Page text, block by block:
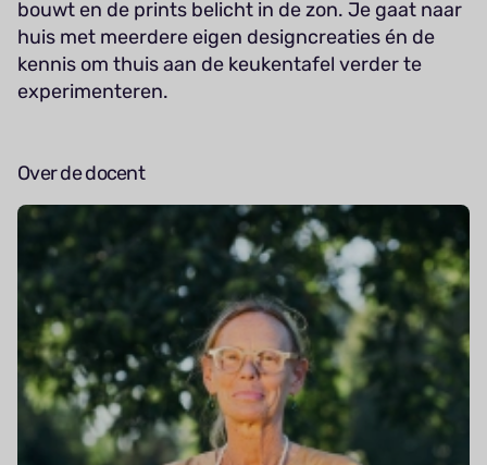
bouwt en de prints belicht in de zon. Je gaat naar
huis met meerdere eigen designcreaties én de
kennis om thuis aan de keukentafel verder te
experimenteren.
Over de docent